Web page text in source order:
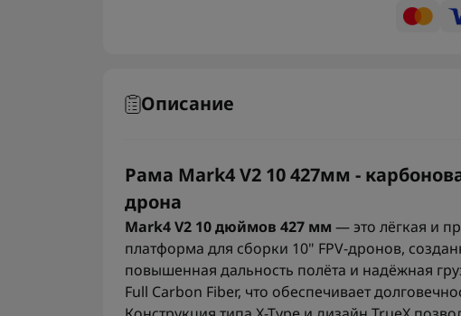
Описание
Рама Mark4 V2 10 427мм -
дрона
Mark4 V2 10 дюймов 427 мм — это лёгкая и
платформа для сборки 10" FPV-дронов,
повышенная дальность полёта и надёжная
Full Carbon Fiber, что обеспечивает